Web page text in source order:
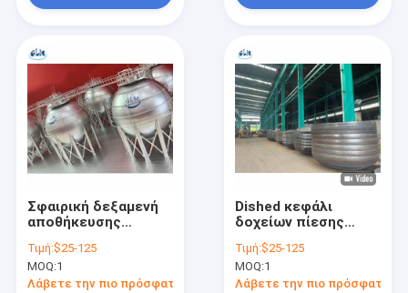
Σφαιρική δεξαμενή
αποθήκευσης
φυσικού αερίου από
ανοξείδωτο χάλυβα,
κεφαλή πιάτου
Τιμή:$25-125
MOQ:1
Λάβετε την πιο πρόσφατη τιμή
Dished κεφάλι
δοχείων πίεσης
με την υδροστατική
επιθεώρηση δοκιμής
Τιμή:$25-125
MOQ:1
Λάβετε την πιο πρόσφατη